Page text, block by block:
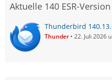
Aktuelle 140 ESR-Version
Thunderbird
Thunder 22. Juli 2026